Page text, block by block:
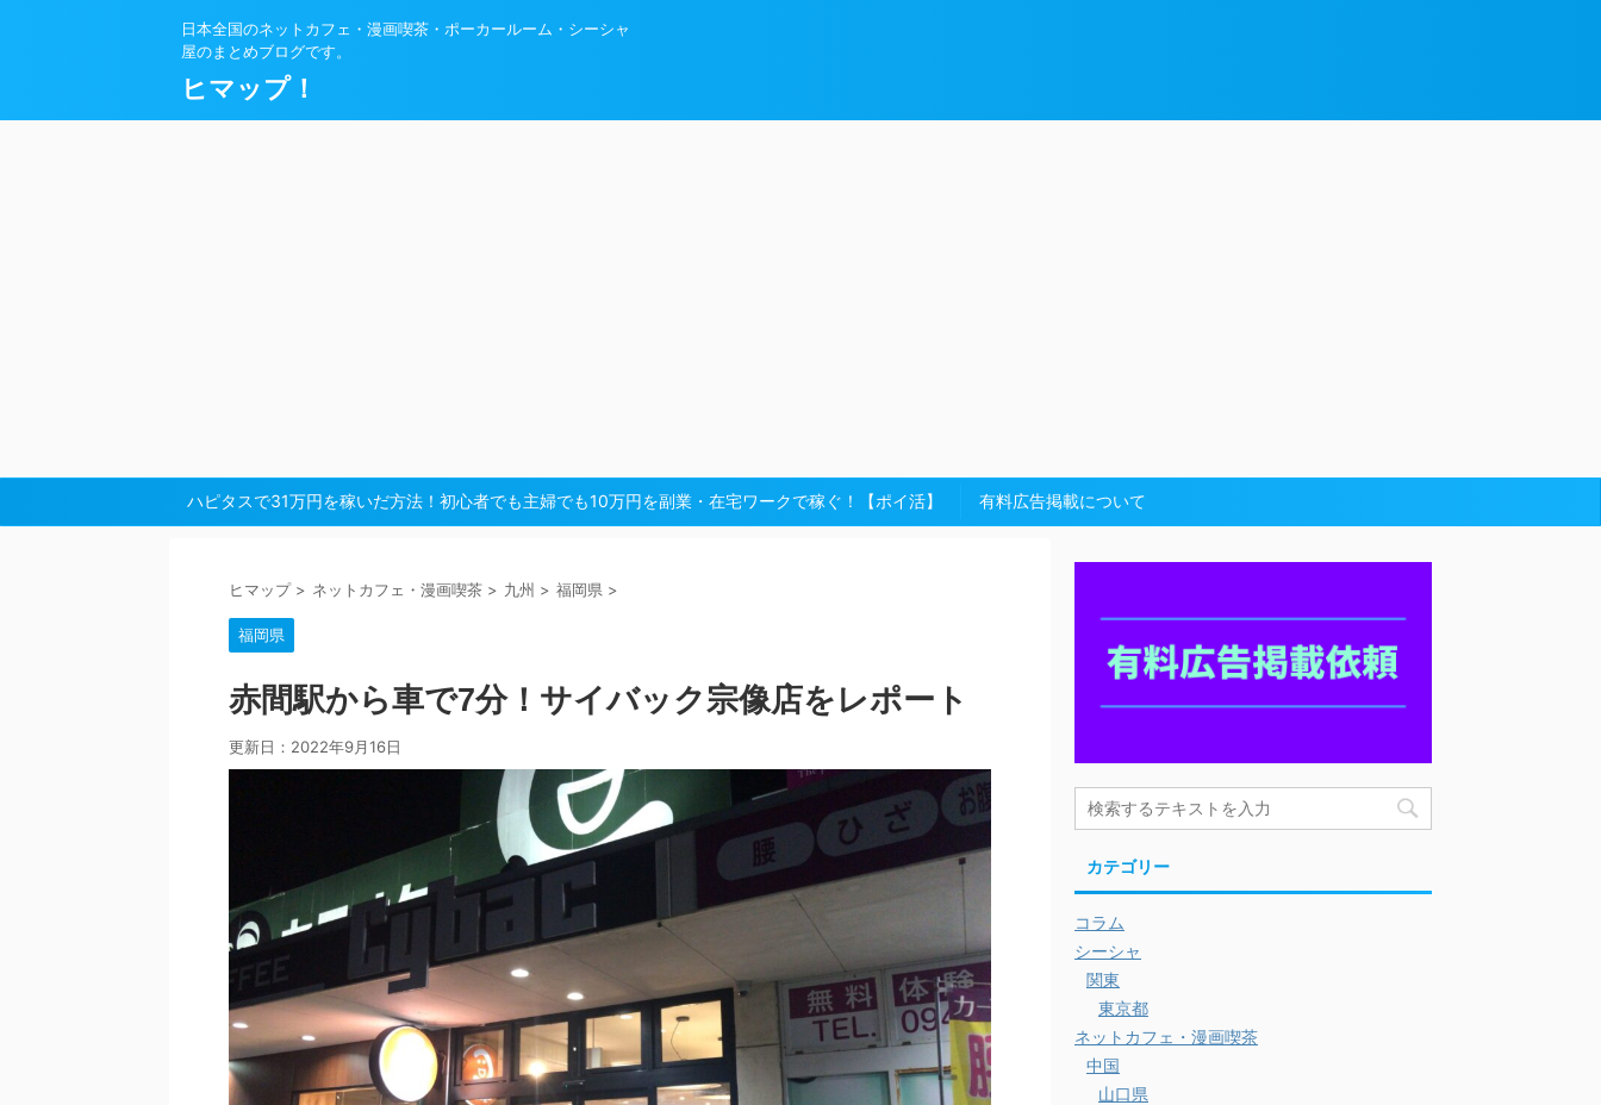
日本全国のネットカフェ・漫画喫茶・ポーカールーム・シーシャ
屋のまとめブログです。
ヒマップ！
ハピタスで31万円を稼いだ方法！初心者でも主婦でも10万円を副業・在宅ワークで稼ぐ！【ポイ活】 有料広告掲載について
ヒマップ> ネットカフェ・漫画喫茶 > 九州 > 福岡県 >
福岡県
赤間駅から車で7分！サイバック宗像店をレポート
更新日： 2022年9月16日
カテゴリー
コラム
シーシャ
関東
東京都
ネットカフェ・漫画喫茶
中国
山口県